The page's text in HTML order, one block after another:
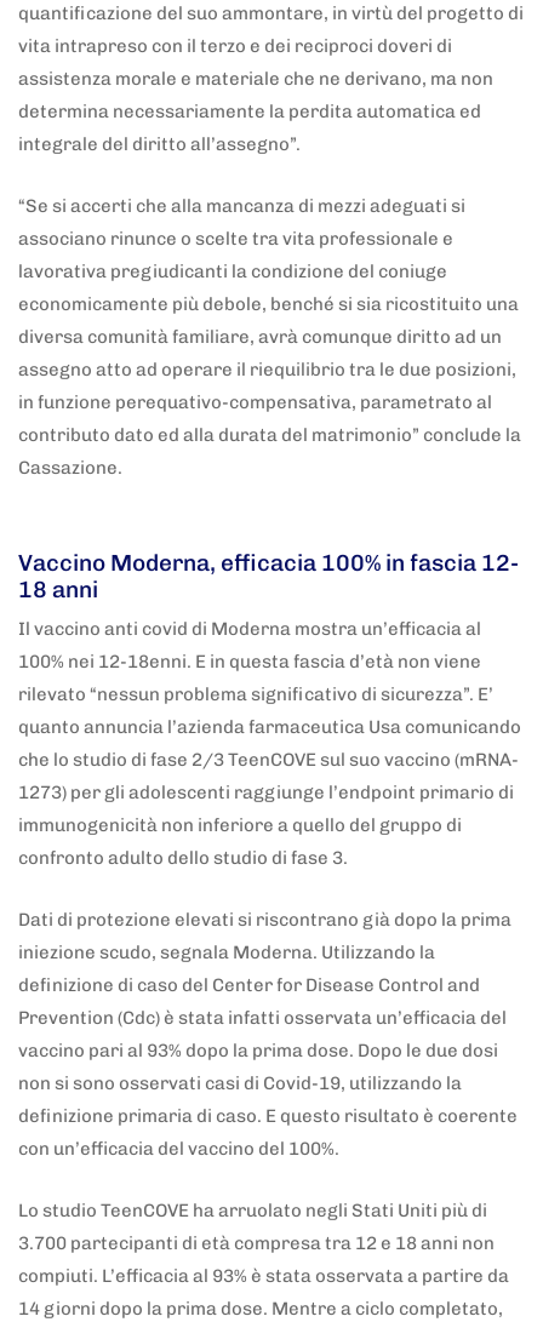
quantificazione del suo ammontare, in virtù del progetto di
vita intrapreso con il terzo e dei reciproci doveri di
assistenza morale e materiale che ne derivano, ma non
determina necessariamente la perdita automatica ed
integrale del diritto all’assegno”.
“Se si accerti che alla mancanza di mezzi adeguati si
associano rinunce o scelte tra vita professionale e
lavorativa pregiudicanti la condizione del coniuge
economicamente più debole, benché si sia ricostituito una
diversa comunità familiare, avrà comunque diritto ad un
assegno atto ad operare il riequilibrio tra le due posizioni,
in funzione perequativo-compensativa, parametrato al
contributo dato ed alla durata del matrimonio” conclude la
Cassazione.
Vaccino Moderna, efficacia 100% in fascia 12-
18 anni
Il vaccino anti covid di Moderna mostra un’efficacia al
100% nei 12-18enni. E in questa fascia d’età non viene
rilevato “nessun problema significativo di sicurezza”. E’
quanto annuncia l’azienda farmaceutica Usa comunicando
che lo studio di fase 2/3 TeenCOVE sul suo vaccino (mRNA-
1273) per gli adolescenti raggiunge l’endpoint primario di
immunogenicità non inferiore a quello del gruppo di
confronto adulto dello studio di fase 3.
Dati di protezione elevati si riscontrano già dopo la prima
iniezione scudo, segnala Moderna. Utilizzando la
definizione di caso del Center for Disease Control and
Prevention (Cdc) è stata infatti osservata un’efficacia del
vaccino pari al 93% dopo la prima dose. Dopo le due dosi
non si sono osservati casi di Covid-19, utilizzando la
definizione primaria di caso. E questo risultato è coerente
con un’efficacia del vaccino del 100%.
Lo studio TeenCOVE ha arruolato negli Stati Uniti più di
3.700 partecipanti di età compresa tra 12 e 18 anni non
compiuti. L’efficacia al 93% è stata osservata a partire da
14 giorni dopo la prima dose. Mentre a ciclo completato,